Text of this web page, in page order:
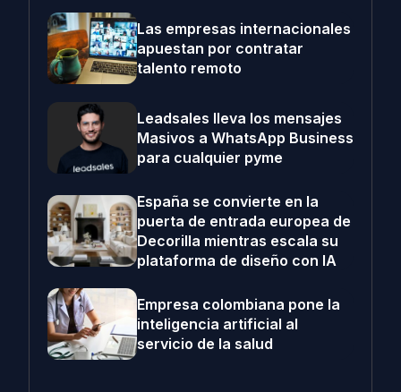
Las empresas internacionales
apuestan por contratar
talento remoto
Leadsales lleva los mensajes
Masivos a WhatsApp Business
para cualquier pyme
España se convierte en la
puerta de entrada europea de
Decorilla mientras escala su
plataforma de diseño con IA
Empresa colombiana pone la
inteligencia artificial al
servicio de la salud